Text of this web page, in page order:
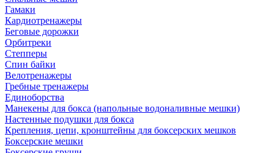
Гамаки
Кардиотренажеры
Беговые дорожки
Орбитреки
Степперы
Спин байки
Велотренажеры
Гребные тренажеры
Единоборства
Манекены для бокса (напольные водоналивные мешки)
Настенные подушки для бокса
Крепления, цепи, кронштейны для боксерских мешков
Боксерские мешки